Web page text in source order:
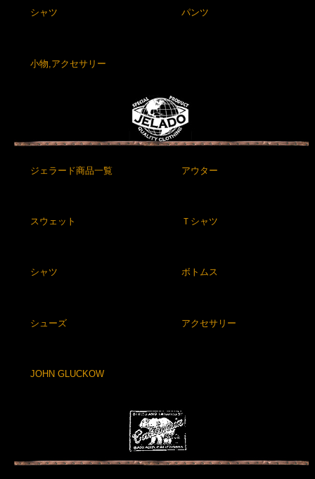
シャツ パンツ
小物,アクセサリー
ジェラード商品一覧 アウター
スウェット Ｔシャツ
シャツ ボトムス
シューズ アクセサリー
JOHN GLUCKOW